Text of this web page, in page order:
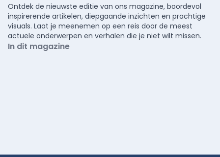
Ontdek de nieuwste editie van ons magazine, boordevol
inspirerende artikelen, diepgaande inzichten en prachtige
visuals. Laat je meenemen op een reis door de meest
actuele onderwerpen en verhalen die je niet wilt missen.
In dit magazine